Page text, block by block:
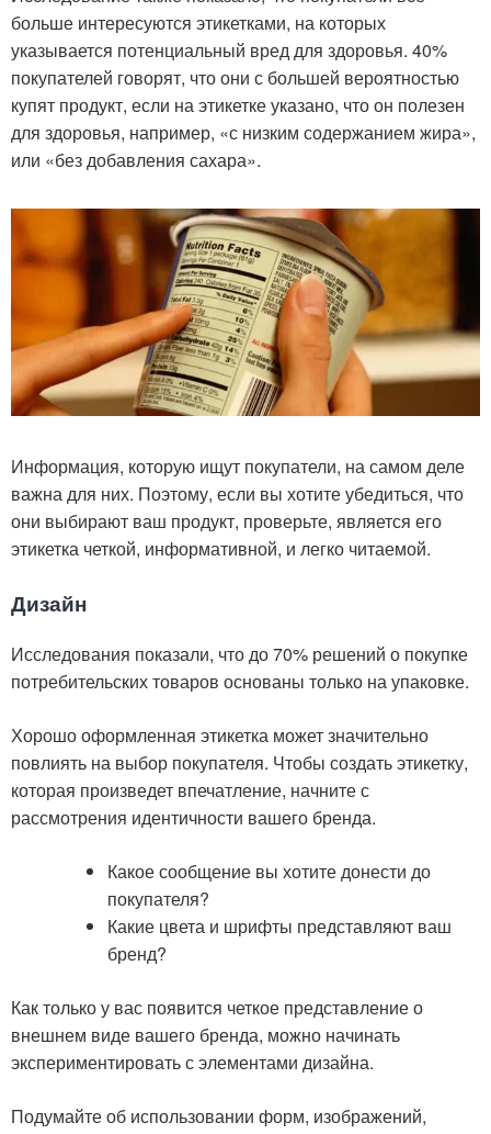
больше интересуются этикетками, на которых
указывается потенциальный вред для здоровья. 40%
покупателей говорят, что они с большей вероятностью
купят продукт, если на этикетке указано, что он полезен
для здоровья, например, «с низким содержанием жира»,
или «без добавления сахара».
Информация, которую ищут покупатели, на самом деле
важна для них. Поэтому, если вы хотите убедиться, что
они выбирают ваш продукт, проверьте, является его
этикетка четкой, информативной, и легко читаемой.
Дизайн
Исследования показали, что до 70% решений о покупке
потребительских товаров основаны только на упаковке.
Хорошо оформленная этикетка может значительно
повлиять на выбор покупателя. Чтобы создать этикетку,
которая произведет впечатление, начните с
рассмотрения идентичности вашего бренда.
Какое сообщение вы хотите донести до
покупателя?
Какие цвета и шрифты представляют ваш
бренд?
Как только у вас появится четкое представление о
внешнем виде вашего бренда, можно начинать
экспериментировать с элементами дизайна.
Подумайте об использовании форм, изображений,